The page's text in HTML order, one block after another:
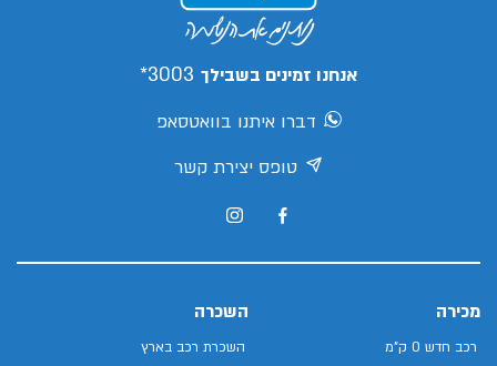
אנחנו זמינים בשבילך 3003*
דברו איתנו בוואטסאפ
טופס יצירת קשר
מכירה
רכב חדש 0 ק"מ
השכרה
השכרת רכב בארץ